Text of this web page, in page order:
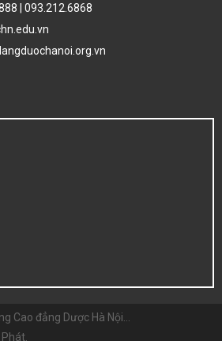
| 093.212.6868
Cao đẳng Dược Hà Nội...